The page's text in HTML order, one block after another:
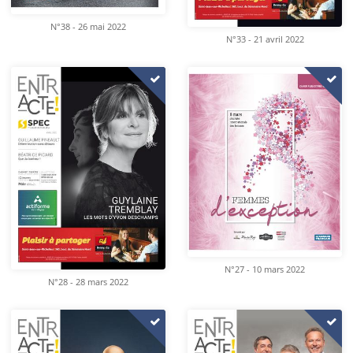
N°38 - 26 mai 2022
N°33 - 21 avril 2022
N°28 - 28 mars 2022
N°27 - 10 mars 2022